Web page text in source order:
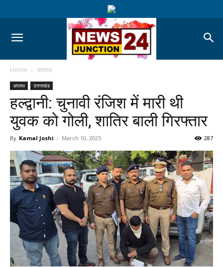
Home अपराध
अपराध उत्तराखंड
हल्द्वानी: चुनावी रंजिश में मारी थी
युवक को गोली, शातिर बाली गिरफ्तार
By Kamal Joshi - March 10, 2025 287